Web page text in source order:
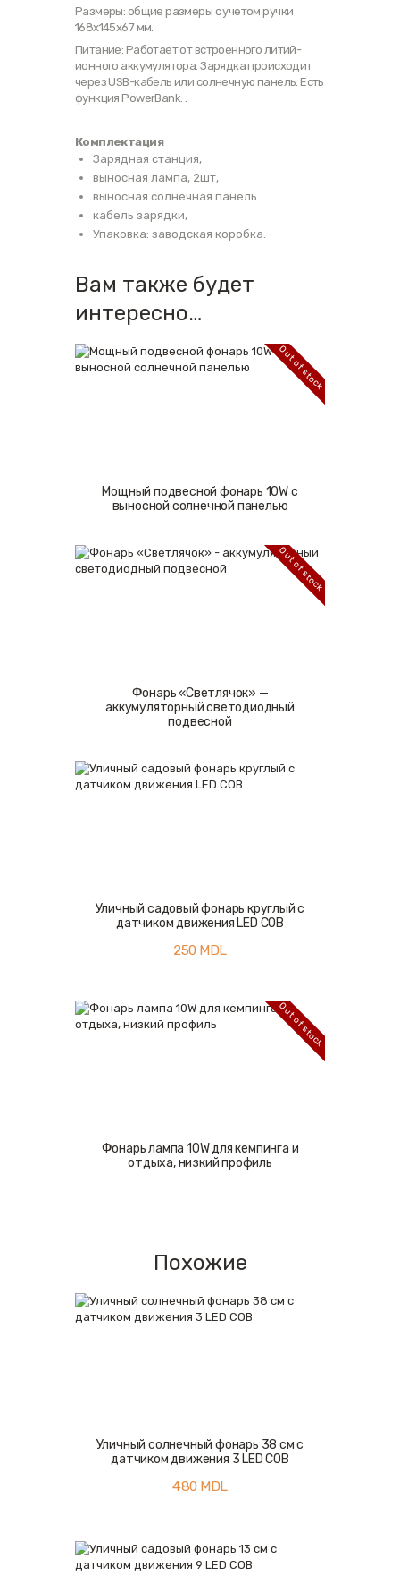
Размеры: общие размеры с учетом ручки
168х145х67 мм.
Питание: Работает от встроенного литий-
ионного аккумулятора. Зарядка происходит
через USB-кабель или солнечную панель. Есть
функция PowerBank. .
Комплектация
Зарядная станция,
выносная лампа, 2шт,
выносная солнечная панель.
кабель зарядки,
Упаковка: заводская коробка.
Вам также будет
интересно…
Out of stock
Мощный подвесной фонарь 10W c
выносной солнечной панелью
Out of stock
Фонарь «Светлячок» —
аккумуляторный светодиодный
подвесной
Уличный садовый фонарь круглый с
датчиком движения LED COB
250 MDL
Out of stock
Фонарь лампа 10W для кемпинга и
отдыха, низкий профиль
Похожие
Уличный солнечный фонарь 38 см с
датчиком движения 3 LED COB
480 MDL